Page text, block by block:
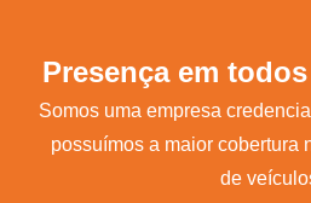
Presença em todos
Somos uma empresa
possuímos a maior cobertura
de